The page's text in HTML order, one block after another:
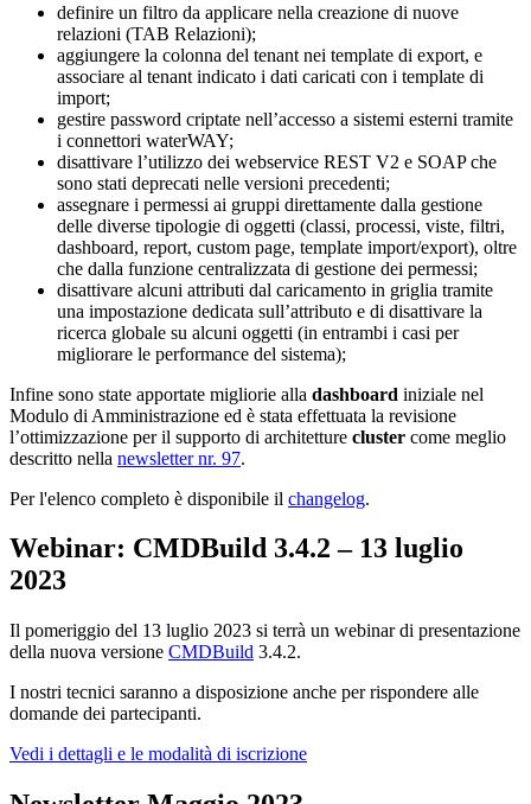
definire un filtro da applicare nella creazione di nuove
relazioni (TAB Relazioni);
aggiungere la colonna del tenant nei template di export, e
associare al tenant indicato i dati caricati con i template di
import;
gestire password criptate nell’accesso a sistemi esterni tramite
i connettori waterWAY;
disattivare l’utilizzo dei webservice REST V2 e SOAP che
sono stati deprecati nelle versioni precedenti;
assegnare i permessi ai gruppi direttamente dalla gestione
delle diverse tipologie di oggetti (classi, processi, viste, filtri,
dashboard, report, custom page, template import/export), oltre
che dalla funzione centralizzata di gestione dei permessi;
disattivare alcuni attributi dal caricamento in griglia tramite
una impostazione dedicata sull’attributo e di disattivare la
ricerca globale su alcuni oggetti (in entrambi i casi per
migliorare le performance del sistema);
Infine sono state apportate migliorie alla dashboard iniziale nel
Modulo di Amministrazione ed è stata effettuata la revisione
l’ottimizzazione per il supporto di architetture cluster come meglio
descritto nella newsletter nr. 97.
Per l'elenco completo è disponibile il changelog.
Webinar: CMDBuild 3.4.2– 13 luglio
2023
Il pomeriggio del 13 luglio 2023 si terrà un webinar di presentazione
della nuova versione CMDBuild 3.4.2.
I nostri tecnici saranno a disposizione anche per rispondere alle
domande dei partecipanti.
Vedi i dettagli e le modalità di iscrizione